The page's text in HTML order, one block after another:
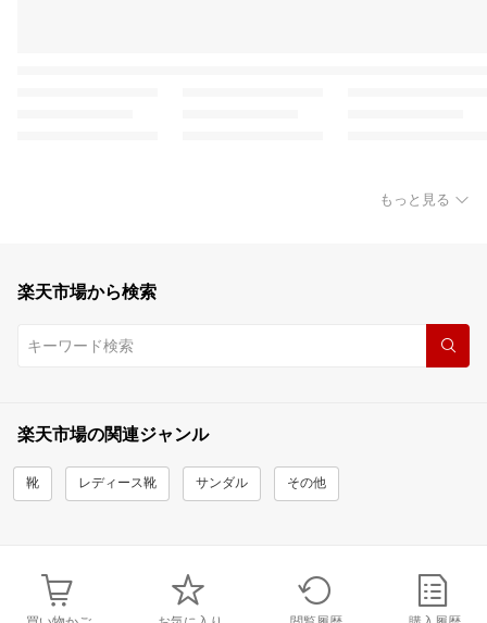
もっと見る
楽天市場から検索
楽天市場の関連ジャンル
靴 レディース靴 サンダル その他